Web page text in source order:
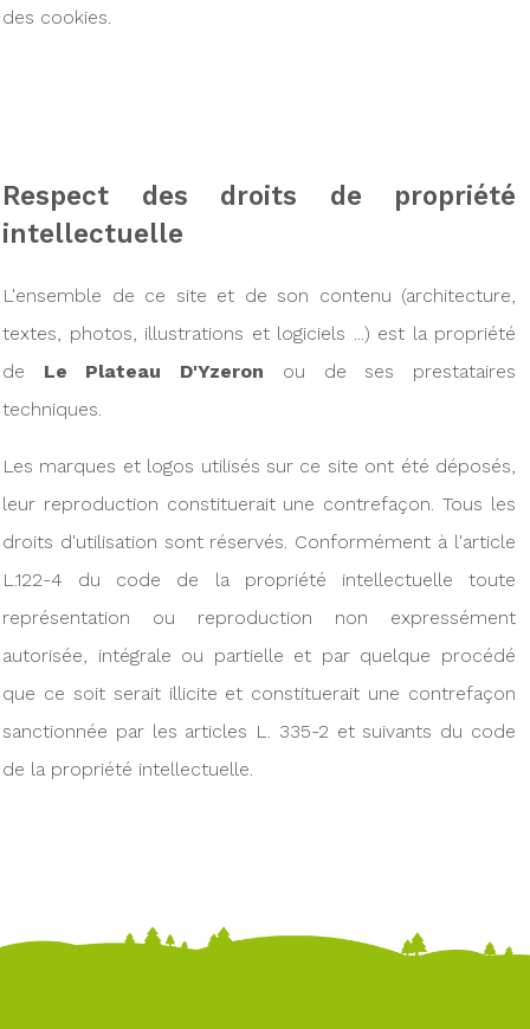
des cookies.
Respect des droits de propriété
intellectuelle
L'ensemble de ce site et de son contenu (architecture,
textes, photos, illustrations et logiciels ...) est la propriété
de Le Plateau D'Yzeron ou de ses prestataires
techniques.
Les marques et logos utilisés sur ce site ont été déposés,
leur reproduction constituerait une contrefaçon. Tous les
droits d'utilisation sont réservés. Conformément à l'article
L.122-4 du code de la propriété intellectuelle toute
représentation ou reproduction non expressément
autorisée, intégrale ou partielle et par quelque procédé
que ce soit serait illicite et constituerait une contrefaçon
sanctionnée par les articles L. 335-2 et suivants du code
de la propriété intellectuelle.